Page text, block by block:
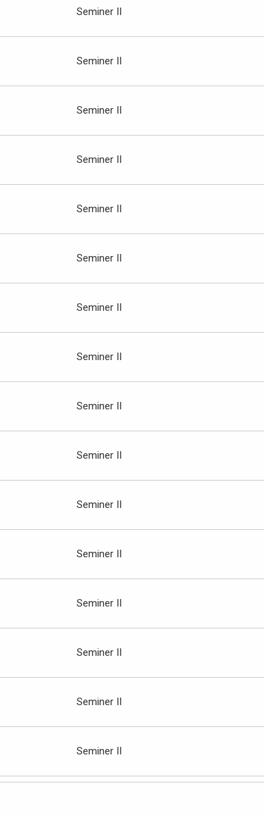
Seminer II
Seminer II
Seminer II
Seminer II
Seminer II
Seminer II
Seminer II
Seminer II
Seminer II
Seminer II
Seminer II
Seminer II
Seminer II
Seminer II
Seminer II
Seminer II